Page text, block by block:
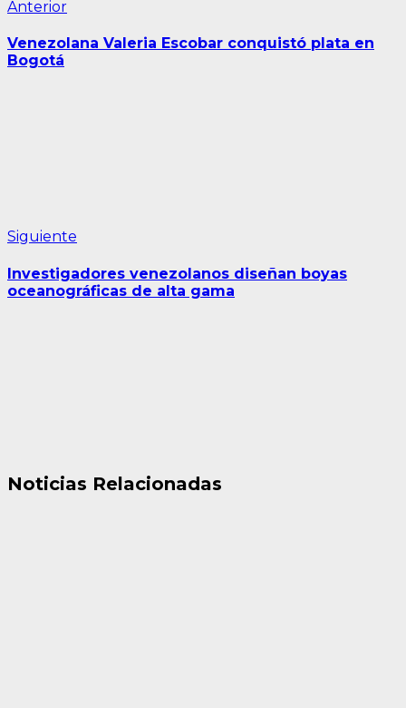
Navegación
de
entradas
AnteriorEntrada
Venezolana Valeria Escobar conquistó plata en
Bogotá
Siguiente
Investigadores venezolanos diseñan boyas
oceanográficas de alta gama
Noticias Relacionadas